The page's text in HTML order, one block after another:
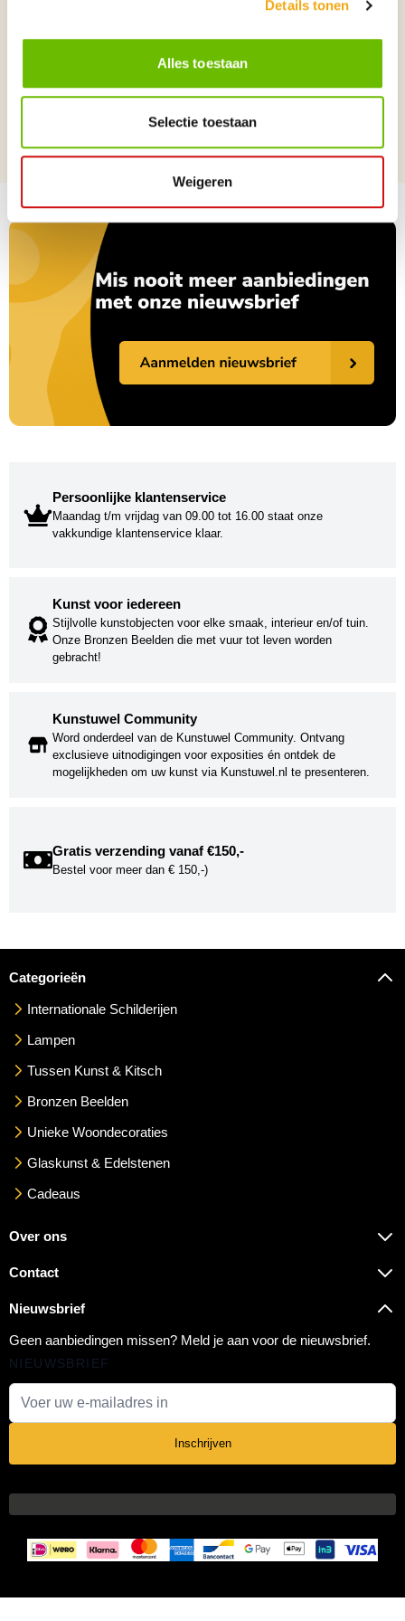
Details tonen
Alles toestaan
Selectie toestaan
Weigeren
personages. Elk bronzen beeld is geselecteerd op artistieke kwaliteit,
XL Beelden voor Buiten en Binnen
Locatie beelden Tuinbeelden, Binnen beelden
Bekende beelden, Religieuze
beelden, Sculpturen
Persoonlijke klantenservice
Maandag t/m vrijdag van 09.00 tot 16.00 staat onze
vakkundige klantenservice klaar.
Kunst voor iedereen
Stijlvolle kunstobjecten voor elke smaak, interieur en/of tuin.
Onze Bronzen Beelden die met vuur tot leven worden
gebracht!
Kunstuwel Community
Word onderdeel van de Kunstuwel Community. Ontvang
exclusieve uitnodigingen voor exposities én ontdek de
mogelijkheden om uw kunst via Kunstuwel.nl te presenteren.
Gratis verzending vanaf €150,-
Bestel voor meer dan € 150,-)
Categorieën
Internationale Schilderijen
Lampen
Tussen Kunst & Kitsch
Bronzen Beelden
Unieke Woondecoraties
Glaskunst & Edelstenen
Cadeaus
Over ons
Contact
Nieuwsbrief
Geen aanbiedingen missen? Meld je aan voor de nieuwsbrief.
NIEUWSBRIEF
Inschrijven